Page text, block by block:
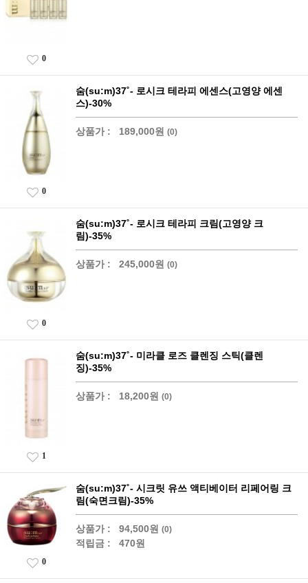
0
숨(su:m)37˚- 로시크 테라피 에센스(고영양 에센
스)-30%
상품가 : 189,000원 (0)
0
숨(su:m)37˚- 로시크 테라피 크림(고영양 크
림)-35%
상품가 : 245,000원 (0)
0
숨(su:m)37˚- 미라클 로즈 클렌징 스틱(클렌
징)-35%
상품가 : 18,200원 (0)
1
숨(su:m)37˚- 시크릿 유쓰 액티베이터 리페어링 크
림(숙면크림)-35%
상품가 : 94,500원 (0)
적립금 : 470원
0